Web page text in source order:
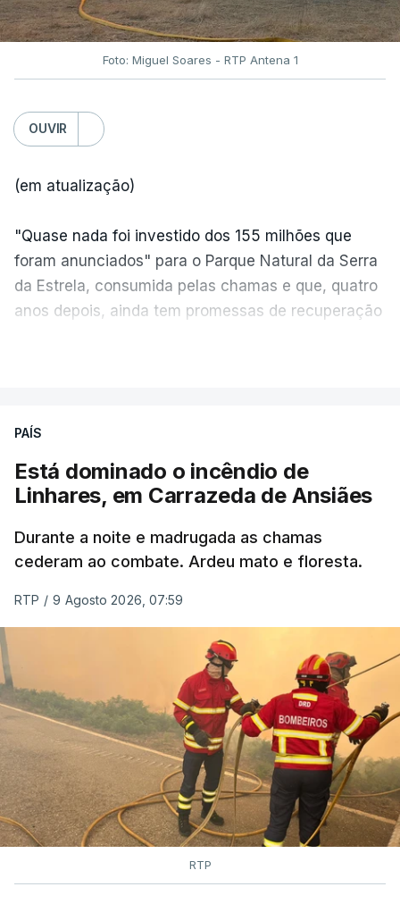
Foto: Miguel Soares - RTP Antena 1
OUVIR
(em atualização)
"Quase nada foi investido dos 155 milhões que
foram anunciados" para o Parque Natural da Serra
da Estrela, consumida pelas chamas e que, quatro
anos depois, ainda tem promessas de recuperação
ESTE CONTEÚDO ESTÁ NESTE
PAÍS
Está dominado o incêndio de
Linhares, em Carrazeda de Ansiães
Durante a noite e madrugada as chamas
cederam ao combate. Ardeu mato e floresta.
RTP / 9 Agosto 2026, 07:59
RTP